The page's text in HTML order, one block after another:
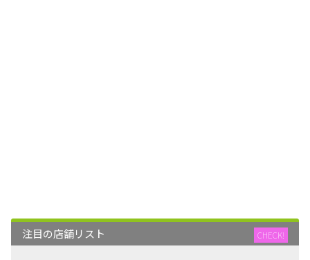
注目の店舗リスト CHECK!